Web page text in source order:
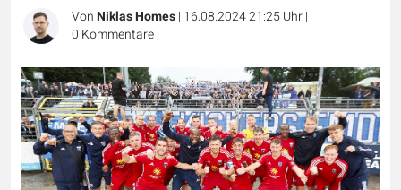
VonNiklas Homes| 16.08.2024 21:25 Uhr|
0 Kommentare